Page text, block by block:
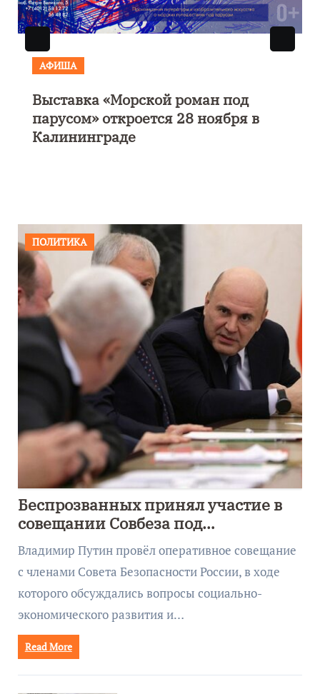
АФИША
Выставка «Морской роман под
парусом» откроется 28 ноября в
Калининграде
ПОЛИТИКА
Беспрозванных принял участие в
совещании Совбеза под
руководством Путина
Владимир Путин провёл оперативное совещание
с членами Совета Безопасности России, в ходе
которого обсуждались вопросы социально-
экономического развития и…
Read More